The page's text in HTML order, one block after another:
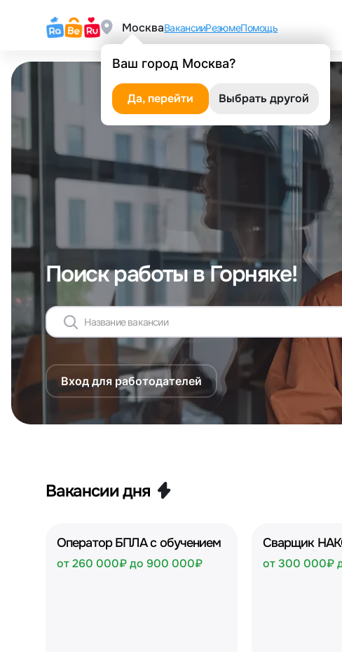
Москва
Ваш город Москва?
Да, перейти Выбрать другой
ВакансииРезюмеПомощь
Поиск работы в Горняке!
Вход для работодателей
Вакансии дня
Оператор БПЛА с обучением
от 260 000₽ до 900 000₽
Сварщик
от 300 000₽